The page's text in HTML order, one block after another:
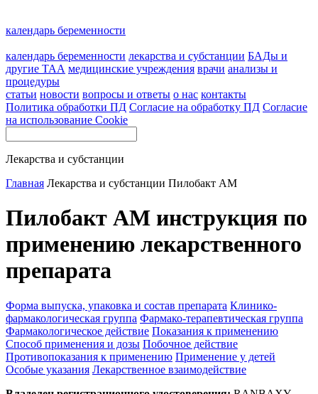
календарь беременности
календарь беременности лекарства и субстанции БАДы и
другие ТАА медицинские учреждения врачи анализы и
процедуры
статьи новости вопросы и ответы о нас контакты
Политика обработки ПД Согласие на обработку ПД Согласие
на использование Cookie
Лекарства и субстанции
Главная Лекарства и субстанции Пилобакт АМ
Пилобакт АМ инструкция по
применению лекарственного
препарата
Форма выпуска, упаковка и состав препарата Клинико-
фармакологическая группа Фармако-терапевтическая группа
Фармакологическое действие Показания к применению
Способ применения и дозы Побочное действие
Противопоказания к применению Применение у детей
Особые указания Лекарственное взаимодействие